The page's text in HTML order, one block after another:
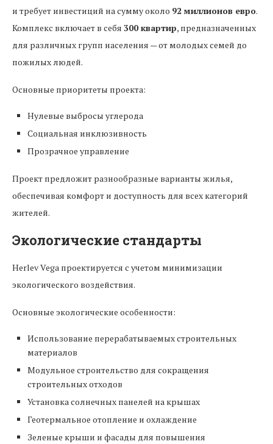
и требует инвестиций на сумму около 92 миллионов евро.
Комплекс включает в себя 300 квартир, предназначенных
для различных групп населения — от молодых семей до
пожилых людей.
Основные приоритеты проекта:
Нулевые выбросы углерода
Социальная инклюзивность
Прозрачное управление
Проект предложит разнообразные варианты жилья,
обеспечивая комфорт и доступность для всех категорий
жителей.
Экологические стандарты
Herlev Vega проектируется с учетом минимизации
экологического воздействия.
Основные экологические особенности:
Использование перерабатываемых строительных
материалов
Модульное строительство для сокращения
строительных отходов
Установка солнечных панелей на крышах
Геотермальное отопление и охлаждение
Зеленые крыши и фасады для повышения